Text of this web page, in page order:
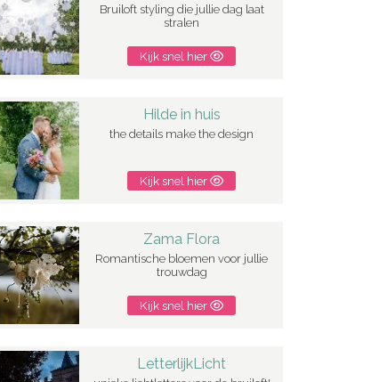
Bruiloft styling die jullie dag laat
stralen
Kijk snel hier
Hilde in huis
the details make the design
Kijk snel hier
Zama Flora
Romantische bloemen voor jullie
trouwdag
Kijk snel hier
LetterlijkLicht